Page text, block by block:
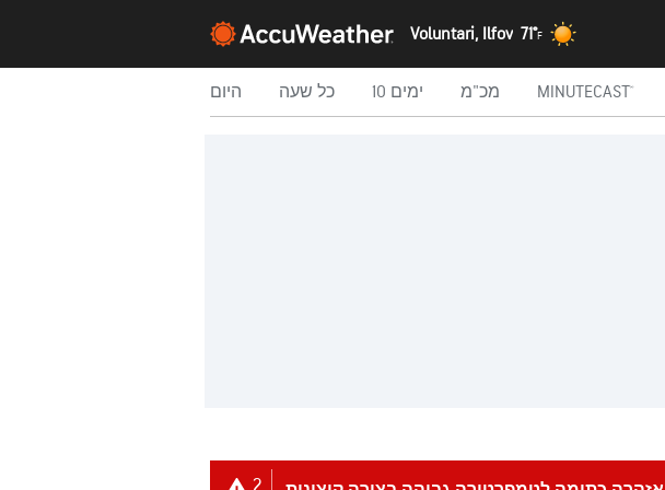
Voluntari, Ilfov 71°F
היום כל שעה 10 ימים מכ"מ MINUTECAST®